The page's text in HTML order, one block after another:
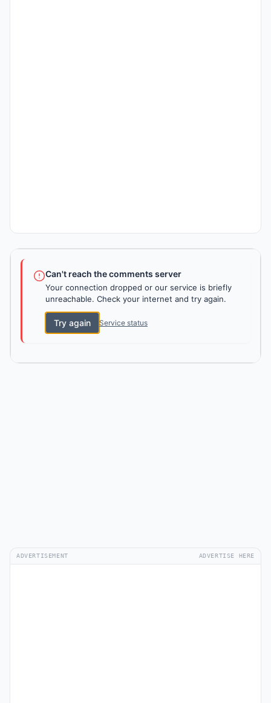
Can't reach the comments server
Your connection dropped or our service is briefly
unreachable. Check your internet and try again.
Try again Service status
ADVERTISEMENT ADVERTISE HERE